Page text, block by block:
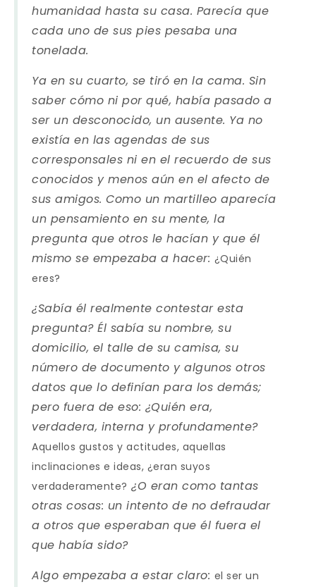
humanidad hasta su casa. Parecía que
cada uno de sus pies pesaba una
tonelada.
Ya en su cuarto, se tiró en la cama. Sin
saber cómo ni por qué, había pasado a
ser un desconocido, un ausente. Ya no
existía en las agendas de sus
corresponsales ni en el recuerdo de sus
conocidos y menos aún en el afecto de
sus amigos. Como un martilleo aparecía
un pensamiento en su mente, la
pregunta que otros le hacían y que él
mismo se empezaba a hacer: ¿Quién
eres?
¿Sabía él realmente contestar esta
pregunta? Él sabía su nombre, su
domicilio, el talle de su camisa, su
número de documento y algunos otros
datos que lo definían para los demás;
pero fuera de eso: ¿Quién era,
verdadera, interna y profundamente?
Aquellos gustos y actitudes, aquellas
inclinaciones e ideas, ¿eran suyos
verdaderamente? ¿O eran como tantas
otras cosas: un intento de no defraudar
a otros que esperaban que él fuera el
que había sido?
Algo empezaba a estar claro: el ser un